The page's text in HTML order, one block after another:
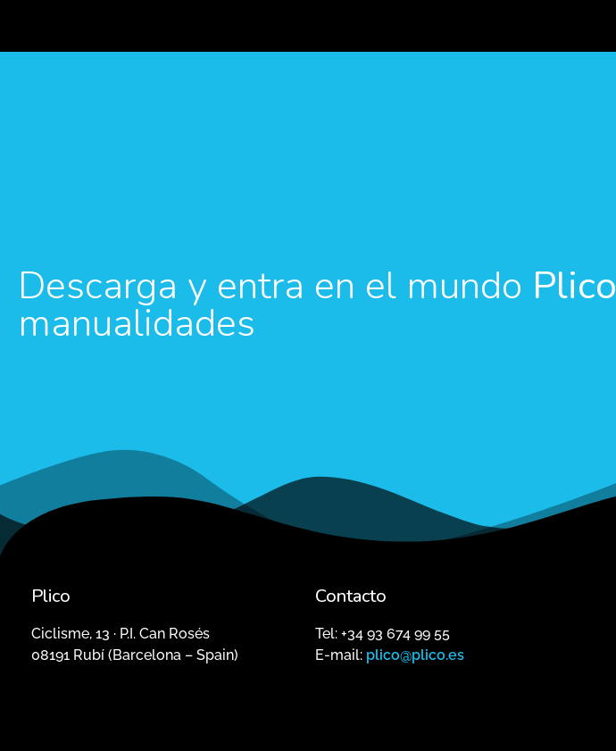
Descarga y entra en el mundo Plico
manualidades
Plico
Ciclisme, 13 · P.I. Can Rosés
08191 Rubí (Barcelona – Spain)
Contacto
Tel: +34 93 674 99 55
E-mail: plico@plico.es